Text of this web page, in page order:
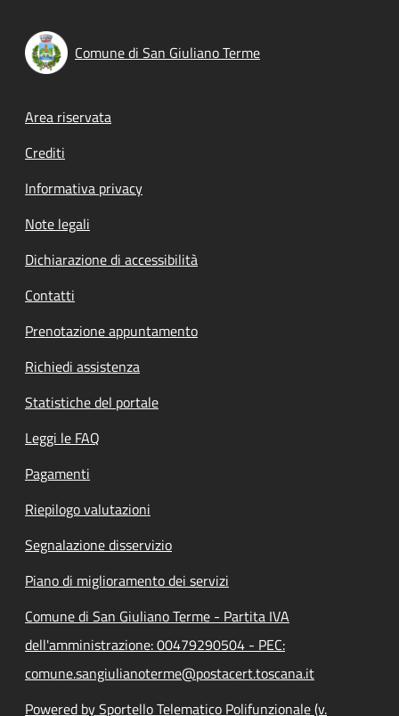
Comune di San Giuliano Terme
Footer menu
Area riservata
Crediti
Informativa privacy
Note legali
Dichiarazione di accessibilità
Contatti
Prenotazione appuntamento
Richiedi assistenza
Statistiche del portale
Leggi le FAQ
Pagamenti
Riepilogo valutazioni
Segnalazione disservizio
Piano di miglioramento dei servizi
Comune di San Giuliano Terme - Partita IVA
dell'amministrazione: 00479290504 - PEC:
comune.sangiulianoterme@postacert.toscana.it
Powered by Sportello Telematico Polifunzionale (v.